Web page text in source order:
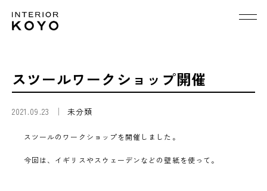
スツールワークショップ開催
2021.09.23 未分類
スツールのワークショップを開催しました。
今回は、イギリスやスウェーデンなどの壁紙を使って。